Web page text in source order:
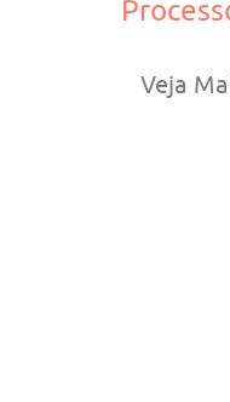
Veja